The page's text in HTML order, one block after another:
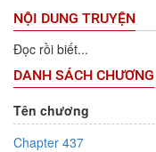
NỘI DUNG TRUYỆN
Đọc rồi biết...
DANH SÁCH CHƯƠNG
Tên chương
Chapter 437